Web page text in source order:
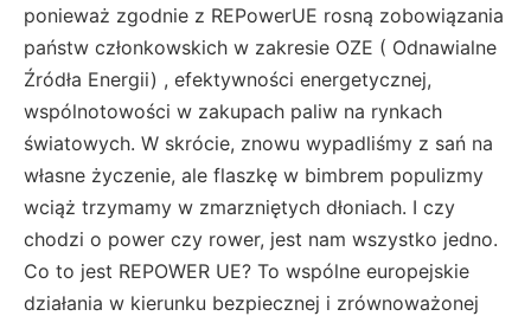
ponieważ zgodnie z REPowerUE rosną zobowiązania
państw członkowskich w zakresie OZE ( Odnawialne
Źródła Energii) , efektywności energetycznej,
wspólnotowości w zakupach paliw na rynkach
światowych. W skrócie, znowu wypadliśmy z sań na
własne życzenie, ale flaszkę w bimbrem populizmy
wciąż trzymamy w zmarzniętych dłoniach. I czy
chodzi o power czy rower, jest nam wszystko jedno.
Co to jest REPOWER UE? To wspólne europejskie
działania w kierunku bezpiecznej i zrównoważonej